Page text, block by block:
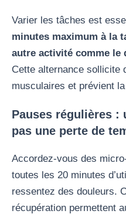
Varier les tâches est
minutes maximum à la
autre activité comme le
Cette alternance sollicite
musculaires et prévient
Pauses régulières :
pas une perte de
Accordez-vous des
toutes les 20 minutes
ressentez des douleurs.
récupération permettent